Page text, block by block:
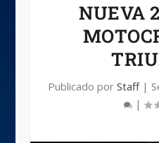
NUEVA
Publicado por Staff|
|